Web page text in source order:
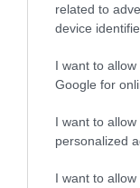
related to
device
I want to
Google for
I want to
personalized
I want to